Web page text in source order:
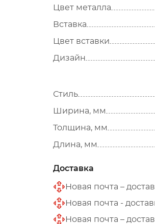
Цвет металла
Вставка
Цвет вставки
Дизайн
Стиль
Ширина, мм
Толщина, мм
Длина, мм
Доставка
Новая почта –
Новая почта -
Новая почта –